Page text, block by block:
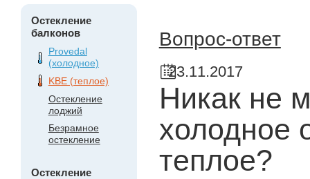
Остекление
балконов
Provedal
(холодное)
KBE (теплое)
Остекление
лоджий
Безрамное
остекление
Остекление
Вопрос-ответ
23.11.2017
Никак не
холодное
теплое?